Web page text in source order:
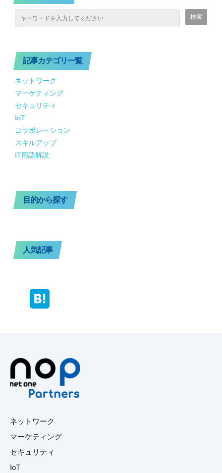
記事カテゴリ一覧
ネットワーク
マーケティング
セキュリティ
IoT
コラボレーション
スキルアップ
IT用語解説
目的から探す
人気記事
ネットワーク
マーケティング
セキュリティ
IoT